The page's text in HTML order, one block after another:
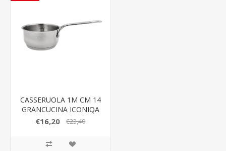
CASSERUOLA 1M CM 14
GRANCUCINA ICONIQA
€16,20 €23,40